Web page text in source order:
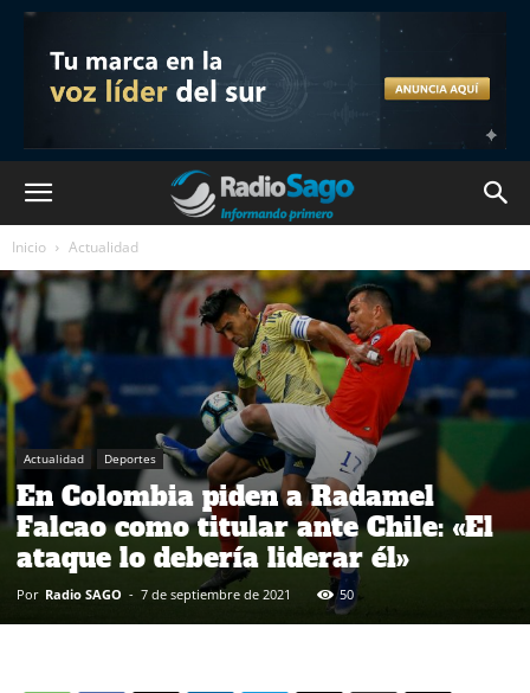
Inicio Actualidad
Actualidad Deportes
En Colombia piden a Radamel
Falcao como titular ante Chile: «El
ataque lo debería liderar él»
Por Radio SAGO - 7 de septiembre de 2021 50